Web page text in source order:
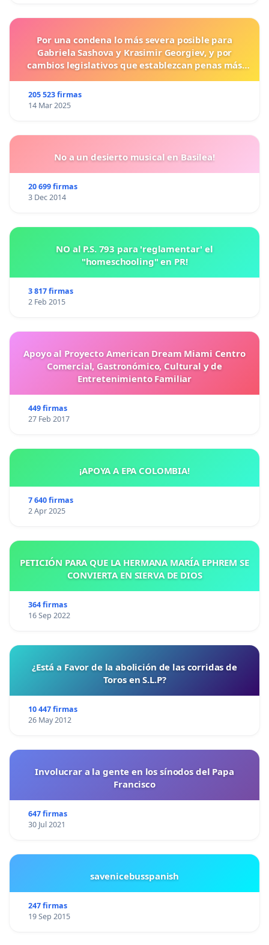
Por una condena lo más severa posible para
Gabriela Sashova y Krasimir Georgiev, y por
cambios legislativos que establezcan penas más
205 523 firmas
14 Mar 2025
No a un desierto musical en Basilea!
20 699 firmas
3 Dec 2014
NO al P.S. 793 para 'reglamentar' el
"homeschooling" en PR!
3 817 firmas
2 Feb 2015
Apoyo al Proyecto American Dream Miami Centro
Comercial, Gastronómico, Cultural y de
Entretenimiento Familiar
449 firmas
27 Feb 2017
¡APOYA A EPA COLOMBIA!
7 640 firmas
2 Apr 2025
PETICIÓN PARA QUE LA HERMANA MARÍA EPHREM SE
CONVIERTA EN SIERVA DE DIOS
364 firmas
16 Sep 2022
¿Está a Favor de la abolición de las corridas de
Toros en S.L.P?
10 447 firmas
26 May 2012
Involucrar a la gente en los sínodos del Papa
Francisco
647 firmas
30 Jul 2021
savenicebusspanish
247 firmas
19 Sep 2015